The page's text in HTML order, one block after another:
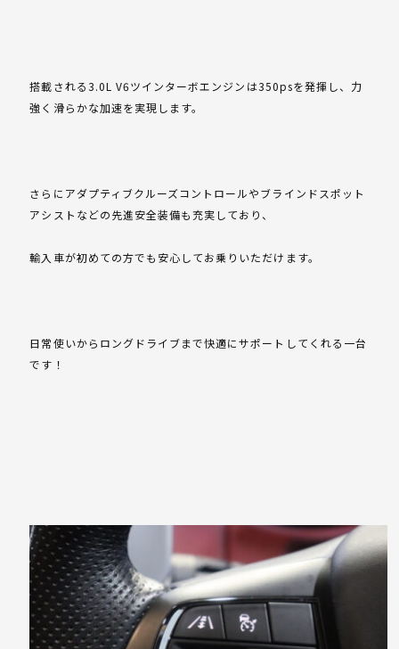
搭載される3.0L V6ツインターボエンジンは350psを発揮し、力
強く滑らかな加速を実現します。
さらにアダプティブクルーズコントロールやブラインドスポット
アシストなどの先進安全装備も充実しており、
輸入車が初めての方でも安心してお乗りいただけます。
日常使いからロングドライブまで快適にサポートしてくれる一台
です！